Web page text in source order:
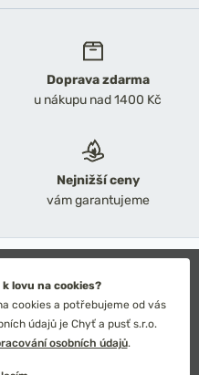
Doprava zdarma
u nákupu nad 1400 Kč
Nejnižší ceny
vám garantujeme
údajů
Simplia s.r.o.
Petr Široký
lovu na cookies?
cookies a potřebujeme od vás
údajů je Chyť a pusť s.r.o.
osobních údajů.